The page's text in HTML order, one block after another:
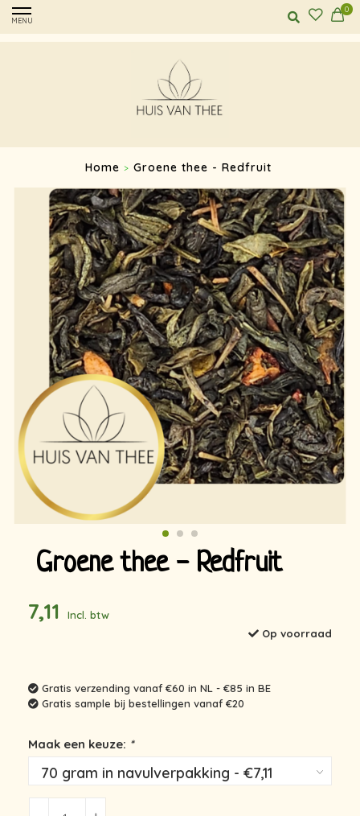
MENU
0
Home > Groene thee - Redfruit
Groene thee - Redfruit
7,11
Incl. btw
Op voorraad
Gratis verzending vanaf €60 in NL - €85 in BE
Gratis sample bij bestellingen vanaf €20
Maak een keuze: *